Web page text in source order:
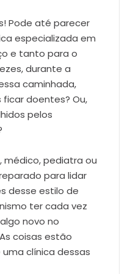
Pode até parecer
especializada em
e tanto para o
durante a
caminhada,
doentes? Ou,
pelos
médico, pediatra ou
para lidar
desse estilo de
ter cada vez
novo no
coisas estão
clínica dessas